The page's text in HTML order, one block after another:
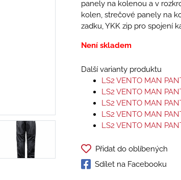
panely na kolenou a v
kolen, strečové panely na
zadku, YKK zip pro spojení
Není skladem
Další varianty produktu
LS2 VENTO MAN
LS2 VENTO MAN
LS2 VENTO MAN
LS2 VENTO MAN
LS2 VENTO MAN
Přidat do oblíbených
Sdílet na Facebooku